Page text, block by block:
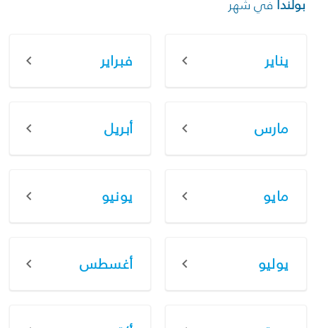
بولندا في شهر
يناير فبراير
مارس أبريل
مايو يونيو
يوليو أغسطس